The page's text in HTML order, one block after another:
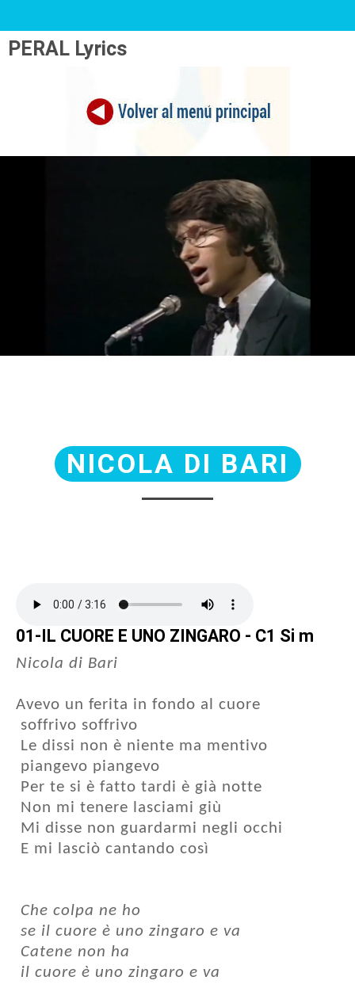
PERAL Lyrics
NICOLA DI BARI
01-IL CUORE E UNO ZINGARO - C1 Si m
Nicola di Bari
Avevo un ferita in fondo al cuore
soffrivo soffrivo
Le dissi non è niente ma mentivo
piangevo piangevo
Per te si è fatto tardi è già notte
Non mi tenere lasciami giù
Mi disse non guardarmi negli occhi
E mi lasciò cantando così
Che colpa ne ho
se il cuore è uno zingaro e va
Catene non ha
il cuore è uno zingaro e va